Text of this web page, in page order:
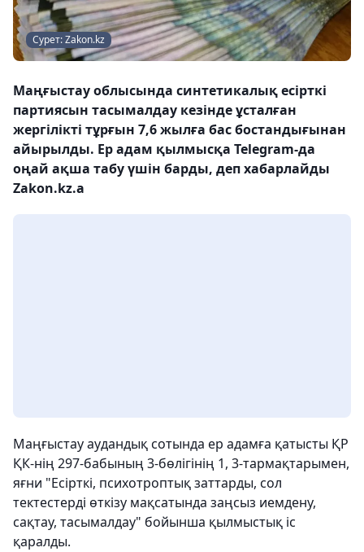
Сурет: Zakon.kz
Маңғыстау облысында синтетикалық есірткі
партиясын тасымалдау кезінде ұсталған
жергілікті тұрғын 7,6 жылға бас бостандығынан
айырылды. Ер адам қылмысқа Telegram-да
оңай ақша табу үшін барды, деп хабарлайды
Zakon.kz.a
Маңғыстау аудандық сотында ер адамға қатысты ҚР
ҚК-нің 297-бабының 3-бөлігінің 1, 3-тармақтарымен,
яғни "Есірткі, психотроптық заттарды, сол
тектестерді өткізу мақсатында заңсыз иемдену,
сақтау, тасымалдау" бойынша қылмыстық іс
қаралды.